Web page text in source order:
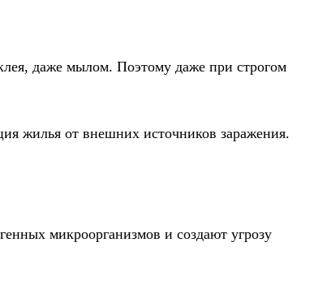
даже мылом. Поэтому даже при строгом
жилья от внешних источников заражения.
микроорганизмов и создают угрозу